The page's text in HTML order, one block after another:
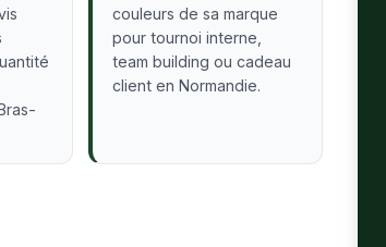
couleurs de sa marque
pour tournoi interne,
team building ou cadeau
client en Normandie.